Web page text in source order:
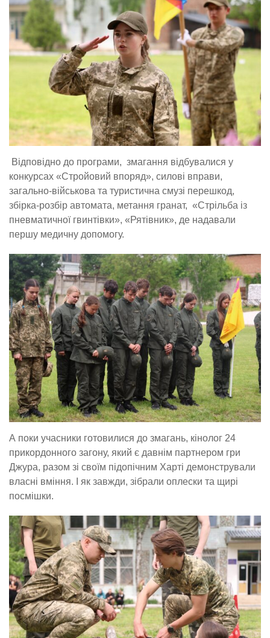
Відповідно до програми, змагання відбувалися у
конкурсах «Стройовий впоряд», силові вправи,
загально-військова та туристична смузі перешкод,
збірка-розбір автомата, метання гранат, «Стрільба із
пневматичної гвинтівки», «Рятівник», де надавали
першу медичну допомогу.
А поки учасники готовилися до змагань, кінолог 24
прикордонного загону, який є давнім партнером гри
Джура, разом зі своїм підопічним Харті демонстрували
власні вміння. І як завжди, зібрали оплески та щирі
посмішки.